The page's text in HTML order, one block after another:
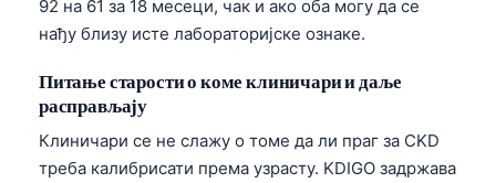
92 на 61 за 18 месеци, чак и ако оба могу да се
нађу близу исте лабораторијске ознаке.
Питање старости о коме клиничари и даље
расправљају
Клиничаpи се не слажу о томе да ли праг за CKD
треба калибрисати према узрасту. KDIGO задржава